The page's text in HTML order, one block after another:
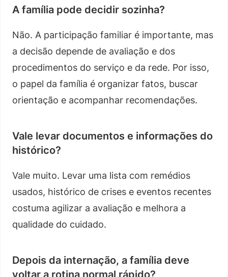
A família pode decidir sozinha?
Não. A participação familiar é importante, mas
a decisão depende de avaliação e dos
procedimentos do serviço e da rede. Por isso,
o papel da família é organizar fatos, buscar
orientação e acompanhar recomendações.
Vale levar documentos e informações do
histórico?
Vale muito. Levar uma lista com remédios
usados, histórico de crises e eventos recentes
costuma agilizar a avaliação e melhora a
qualidade do cuidado.
Depois da internação, a família deve
voltar a rotina normal rápido?